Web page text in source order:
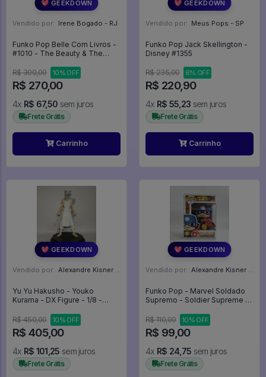
💖 GEEKDOWN
Vendido por: Irene Bogado - RJ
Funko Pop Belle Com Livros -
#1010 - The Beauty & The
Beast #1010
R$ 300,00 10% OFF
R$ 270,00
4x R$ 67,50 sem juros
Frete Grátis
Carrinho
💖 GEEKDOWN
Vendido por: Meus Pops - SP
Funko Pop Jack Skellington -
Disney #1355
R$ 235,00 6% OFF
R$ 220,90
4x R$ 55,23 sem juros
Frete Grátis
Carrinho
💖 GEEKDOWN
Vendido por: Alexandre Kisner - PR
Yu Yu Hakusho - Youko
Kurama - DX Figure - 1/8 -
R$ 450,00
10% OFF
R$ 405,00
4x R$ 101,25 sem juros
Frete Grátis
💖 GEEKDOWN
Vendido por: Alexandre Kisner - PR
Funko Pop - Marvel Soldado
Supremo - Soldier Supreme -
- Infinity Warps #679
R$ 110,00 10% OFF
R$ 99,00
4x R$ 24,75 sem juros
Frete Grátis